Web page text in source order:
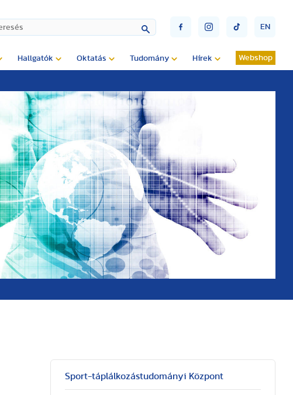
EN
Hallgatók Oktatás Tudomány Hírek Webshop
Sport-táplálkozástudományi Központ